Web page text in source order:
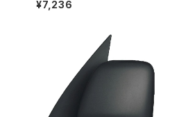
左 DI-58
¥7,236